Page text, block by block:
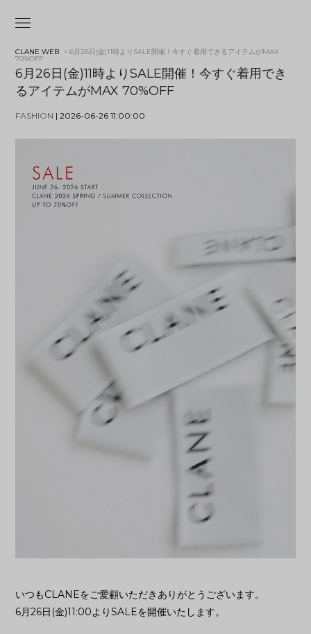
CLANE WEB > 6月26日(金)11時よりSALE開催！今すぐ着用できるアイテムがMAX
70%OFF
6月26日(金)11時よりSALE開催！今すぐ着用でき
るアイテムがMAX 70%OFF
FASHION | 2026-06-26 11:00:00
いつもCLANEをご愛顧いただきありがとうございます。
6月26日(金)11:00よりSALEを開催いたします。